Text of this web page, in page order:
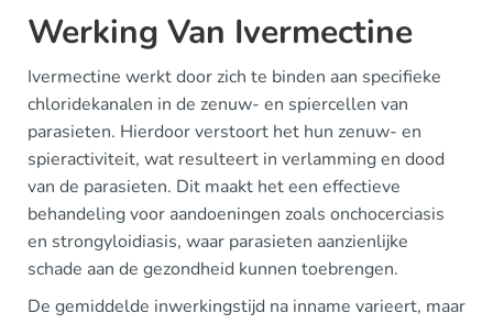
Werking Van Ivermectine
Ivermectine werkt door zich te binden aan specifieke
chloridekanalen in de zenuw- en spiercellen van
parasieten. Hierdoor verstoort het hun zenuw- en
spieractiviteit, wat resulteert in verlamming en dood
van de parasieten. Dit maakt het een effectieve
behandeling voor aandoeningen zoals onchocerciasis
en strongyloidiasis, waar parasieten aanzienlijke
schade aan de gezondheid kunnen toebrengen.
De gemiddelde inwerkingstijd na inname varieert, maar